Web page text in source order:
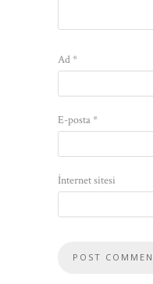
Ad*
E-posta*
İnternet sitesi